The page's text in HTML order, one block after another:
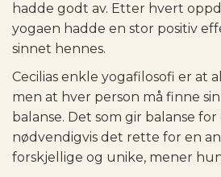
hadde godt av. Etter hvert
yogaen hadde en stor positiv
sinnet hennes.
Cecilias enkle yogafilosofi er at
men at hver person må finne
balanse. Det som gir balanse for
nødvendigvis det rette for en
forskjellige og unike, mener